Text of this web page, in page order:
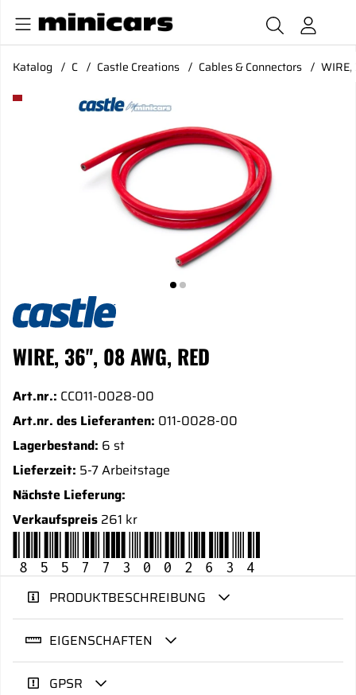
Katalog C Castle Creations Cables & Connectors WIRE,
Produktbilder WIRE, 36", 08 AWG, RED
WIRE, 36", 08 AWG, RED
Art.nr.: CC011-0028-00
Art.nr. des Lieferanten: 011-0028-00
Lagerbestand: 6 st
Lieferzeit: 5-7 Arbeitstage
Nächste Lieferung:
Verkaufspreis 261 kr
855773002634
PRODUKTBESCHREIBUNG
EIGENSCHAFTEN
GPSR